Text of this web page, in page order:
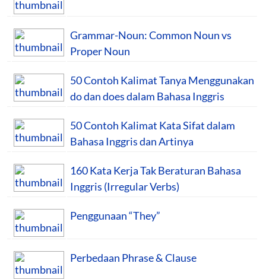
Grammar-Noun: Common Noun vs
Proper Noun
50 Contoh Kalimat Tanya Menggunakan
do dan does dalam Bahasa Inggris
50 Contoh Kalimat Kata Sifat dalam
Bahasa Inggris dan Artinya
160 Kata Kerja Tak Beraturan Bahasa
Inggris (Irregular Verbs)
Penggunaan “They”
Perbedaan Phrase & Clause